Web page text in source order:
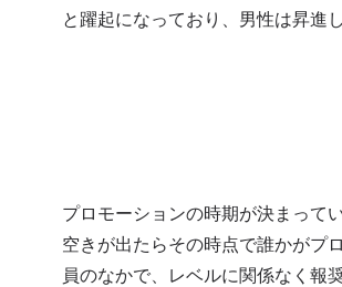
と躍起になっており、男性は昇進
プロモーションの時期が決まって
空きが出たらその時点で誰かがプ
員のなかで、レベルに関係なく報